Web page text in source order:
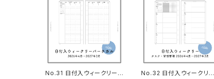
No.31 日付入ウィークリーバ
No.32 日付入ウィークリー